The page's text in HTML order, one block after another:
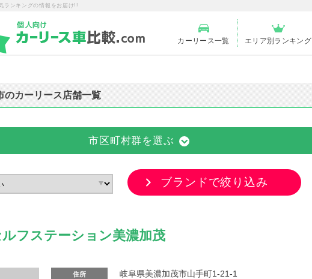
ランキングの情報をお届け!!
カーリース一覧 エリア別ランキング
のカーリース店舗一覧
市区町村群を選ぶ
ブランドで絞り込み
フステーション美濃加茂
住所 岐阜県美濃加茂市山手町1-21-1